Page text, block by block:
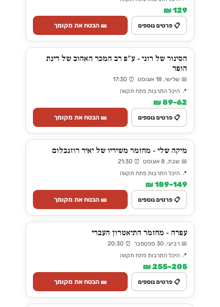
129 ₪
📋 פרטים נוספים 🎫 הבטח את מקומך
הסינור של רוני - ע"פ רב המכר האהוב של רינת
הופר
📅 שלישי, 18 אוגוסט ⏰ 17:30
📍 היכל התרבות פתח תקווה
62–89 ₪
📋 פרטים נוספים 🎫 הבטח את מקומך
מיקה שלי - מחזמר משיריו של יאיר רוזנבלום
📅 שבת, 8 אוגוסט ⏰ 21:30
📍 היכל התרבות פתח תקווה
149–189 ₪
📋 פרטים נוספים 🎫 הבטח את מקומך
עפרה - מחזמר התיאטרון העברי
📅 רביעי, 30 ספטמבר ⏰ 20:30
📍 היכל התרבות פתח תקווה
205–255 ₪
📋 פרטים נוספים 🎫 הבטח את מקומך